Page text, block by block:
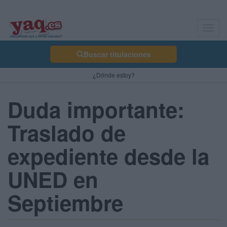
Buscar titulaciones
¿Dónde estoy?
Duda importante:
Traslado de
expediente desde la
UNED en
Septiembre